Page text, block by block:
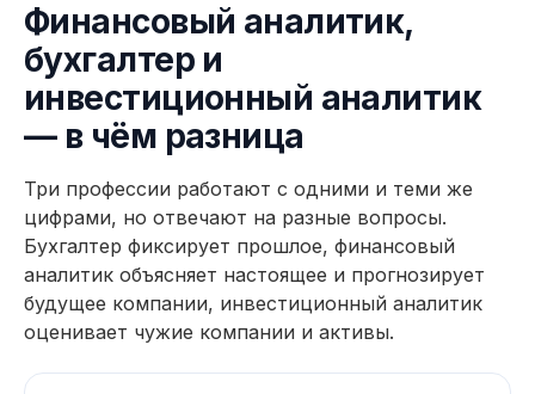
Финансовый аналитик,
бухгалтер и
инвестиционный аналитик
— в чём разница
Три профессии работают с одними и теми же
цифрами, но отвечают на разные вопросы.
Бухгалтер фиксирует прошлое, финансовый
аналитик объясняет настоящее и прогнозирует
будущее компании, инвестиционный аналитик
оценивает чужие компании и активы.